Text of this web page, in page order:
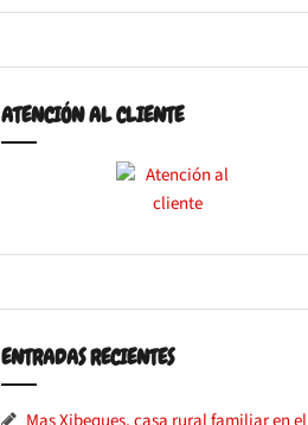
ATENCIÓN AL CLIENTE
ENTRADAS RECIENTES